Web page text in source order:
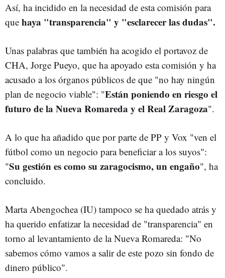
Así, ha incidido en la necesidad de esta comisión para
que haya "transparencia" y "esclarecer las dudas".
Unas palabras que también ha acogido el portavoz de
CHA, Jorge Pueyo, que ha apoyado esta comisión y ha
acusado a los órganos públicos de que "no hay ningún
plan de negocio viable": "Están poniendo en riesgo el
futuro de la Nueva Romareda y el Real Zaragoza".
A lo que ha añadido que por parte de PP y Vox "ven el
fútbol como un negocio para beneficiar a los suyos":
"Su gestión es como su zaragocismo, un engaño", ha
concluido.
Marta Abengochea (IU) tampoco se ha quedado atrás y
ha querido enfatizar la necesidad de "transparencia" en
torno al levantamiento de la Nueva Romareda: "No
sabemos cómo vamos a salir de este pozo sin fondo de
dinero público".